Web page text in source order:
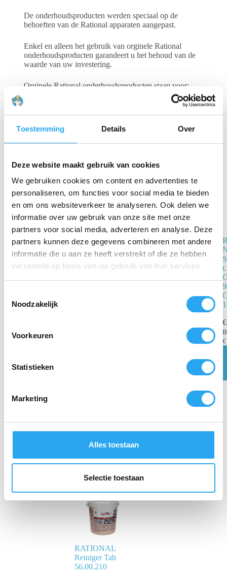
Toestemming Details Over
Deze website maakt gebruik van cookies
We gebruiken cookies om content en advertenties te
personaliseren, om functies voor social media te bieden
en om ons websiteverkeer te analyseren. Ook delen we
informatie over uw gebruik van onze site met onze
partners voor social media, adverteren en analyse. Deze
partners kunnen deze gegevens combineren met andere
informatie die u aan ze heeft verstrekt of die ze hebben
verzameld op basis van uw gebruik van hun services.
t
Noodzakelijk
Voorkeuren
Statistieken
Marketing
Alles toestaan
Selectie toestaan
De onderhoudsproducten werden speciaal op de
behoeften van de Rational apparaten aangepast.
Enkel en alleen het gebruik van orginele Rational
onderhoudsproducten garandeert u het behoud van de
waarde van uw investering.
Orginele Rational onderhoudsproducten staan voor:
Gerelateerde producten
RATIONAL
Speciaalontkalker
6006.0110. Can
€
€
RATIONAL
Reiniger Tab
56.00.210